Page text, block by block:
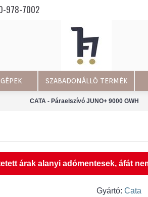
978-7002
SZABADONÁLLÓ TERMÉK
CATA - Páraelszívó JUNO+ 9000 GWH
árak alanyi adómentesek, áfát
Gyártó: Cata